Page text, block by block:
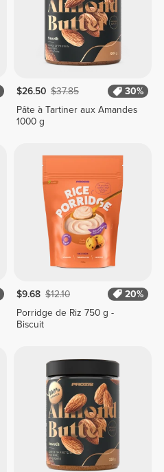
$26.50 $37.85
30%
Pâte à Tartiner aux Amandes
1000 g
$9.68 $12.10
20%
Porridge de Riz 750 g -
Biscuit